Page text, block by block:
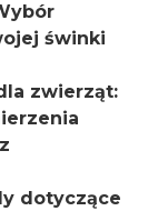
świnki
zwierząt:
dotyczące